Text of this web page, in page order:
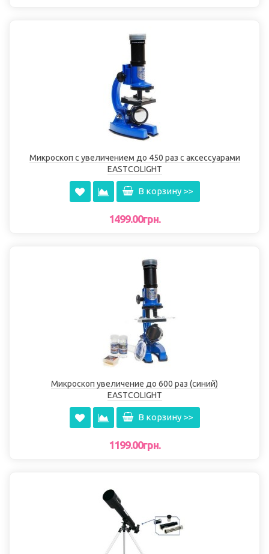
Микроскоп с увеличением до 450 раз с аксессуарами
EASTCOLIGHT
В корзину >>
1499.00грн.
Микроскоп увеличение до 600 раз (синий)
EASTCOLIGHT
В корзину >>
1199.00грн.